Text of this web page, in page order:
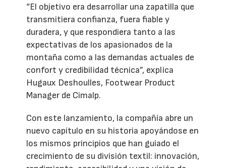
“El objetivo era desarrollar una zapatilla que
transmitiera confianza, fuera fiable y
duradera, y que respondiera tanto a las
expectativas de los apasionados de la
montaña como a las demandas actuales de
confort y credibilidad técnica”, explica
Hugaux Deshoulles, Footwear Product
Manager de Cimalp.
Con este lanzamiento, la compañía abre un
nuevo capítulo en su historia apoyándose en
los mismos principios que han guiado el
crecimiento de su división textil: innovación,